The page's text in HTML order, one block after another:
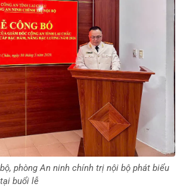
phòng An ninh chính trị nội bộ phát biểu
tại buổi lễ